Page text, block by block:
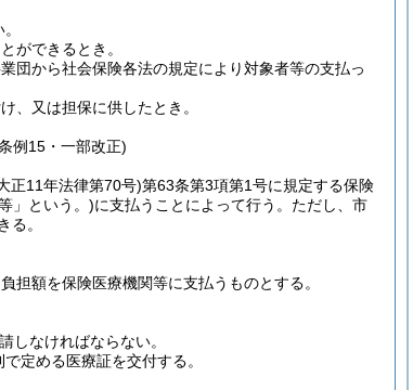
ができるとき。
団から社会保険各法の規定により対象者等の支払っ
、又は担保に供したとき。
例15・一部改正)
正11年法律第70号)第63条第3項第1号に規定する保険
」という。)に支払うことによって行う。 ただし、市
る。
担額を保険医療機関等に支払うものとする。
しなければならない。
定める医療証を交付する。